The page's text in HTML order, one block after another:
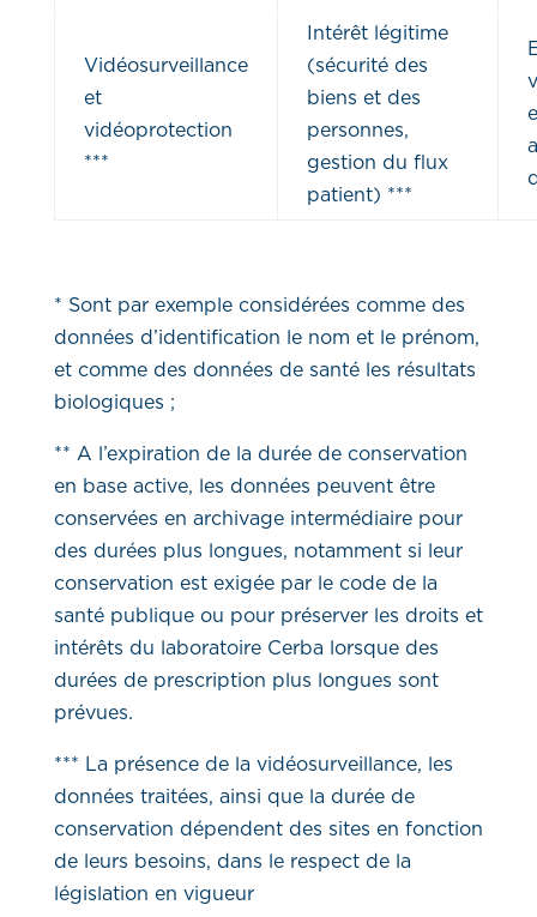
Vidéosurveillance
et
vidéoprotection
***
Intérêt légitime
(sécurité des
biens et des
personnes,
gestion du flux
patient) ***
* Sont par exemple considérées comme des
données d’identification le nom et le prénom,
et comme des données de santé les résultats
biologiques ;
** A l’expiration de la durée de conservation
en base active, les données peuvent être
conservées en archivage intermédiaire pour
des durées plus longues, notamment si leur
conservation est exigée par le code de la
santé publique ou pour préserver les droits et
intérêts du laboratoire Cerba lorsque des
durées de prescription plus longues sont
prévues.
*** La présence de la vidéosurveillance, les
données traitées, ainsi que la durée de
conservation dépendent des sites en fonction
de leurs besoins, dans le respect de la
législation en vigueur